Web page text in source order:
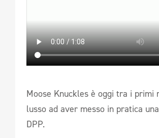
Moose Knuckles è oggi tra i primi
lusso ad aver messo in pratica
DPP.